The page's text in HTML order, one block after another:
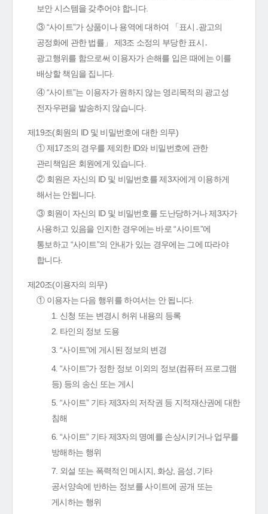
보안 시스템을 갖추어야 합니다.
③ “사이트”가 상품이나 용역에 대하여 「표시․광고의
공정화에 관한 법률」 제3조 소정의 부당한 표시․
광고행위를 함으로써 이용자가 손해를 입은 때에는 이를
배상할 책임을 집니다.
④ “사이트”는 이용자가 원하지 않는 영리목적의 광고성
전자우편을 발송하지 않습니다.
제19조(회원의 ID 및 비밀번호에 대한 의무)
① 제17조의 경우를 제외한 ID와 비밀번호에 관한
관리책임은 회원에게 있습니다.
② 회원은 자신의 ID 및 비밀번호를 제3자에게 이용하게
해서는 안됩니다.
③ 회원이 자신의 ID 및 비밀번호를 도난당하거나 제3자가
사용하고 있음을 인지한 경우에는 바로 “사이트”에
통보하고 “사이트”의 안내가 있는 경우에는 그에 따라야
합니다.
제20조(이용자의 의무)
① 이용자는 다음 행위를 하여서는 안 됩니다.
1. 신청 또는 변경시 허위 내용의 등록
2. 타인의 정보 도용
3. “사이트”에 게시된 정보의 변경
4. “사이트”가 정한 정보 이외의 정보(컴퓨터 프로그램
등) 등의 송신 또는 게시
5. “사이트” 기타 제3자의 저작권 등 지적재산권에 대한
침해
6. “사이트” 기타 제3자의 명예를 손상시키거나 업무를
방해하는 행위
7. 외설 또는 폭력적인 메시지, 화상, 음성, 기타
공서양속에 반하는 정보를 사이트에 공개 또는
게시하는 행위